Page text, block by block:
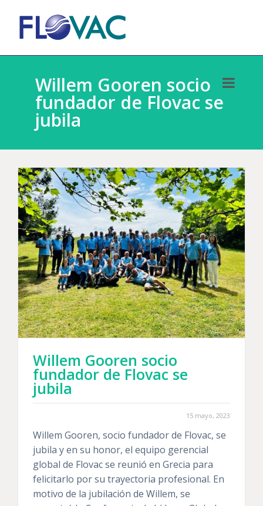
Willem Gooren socio
fundador de Flovac se
jubila
Willem Gooren socio
fundador de Flovac se
jubila
15 mayo, 2023
Willem Gooren, socio fundador de Flovac, se
jubila y en su honor, el equipo gerencial
global de Flovac se reunió en Grecia para
felicitarlo por su trayectoria profesional. En
motivo de la jubilación de Willem, se